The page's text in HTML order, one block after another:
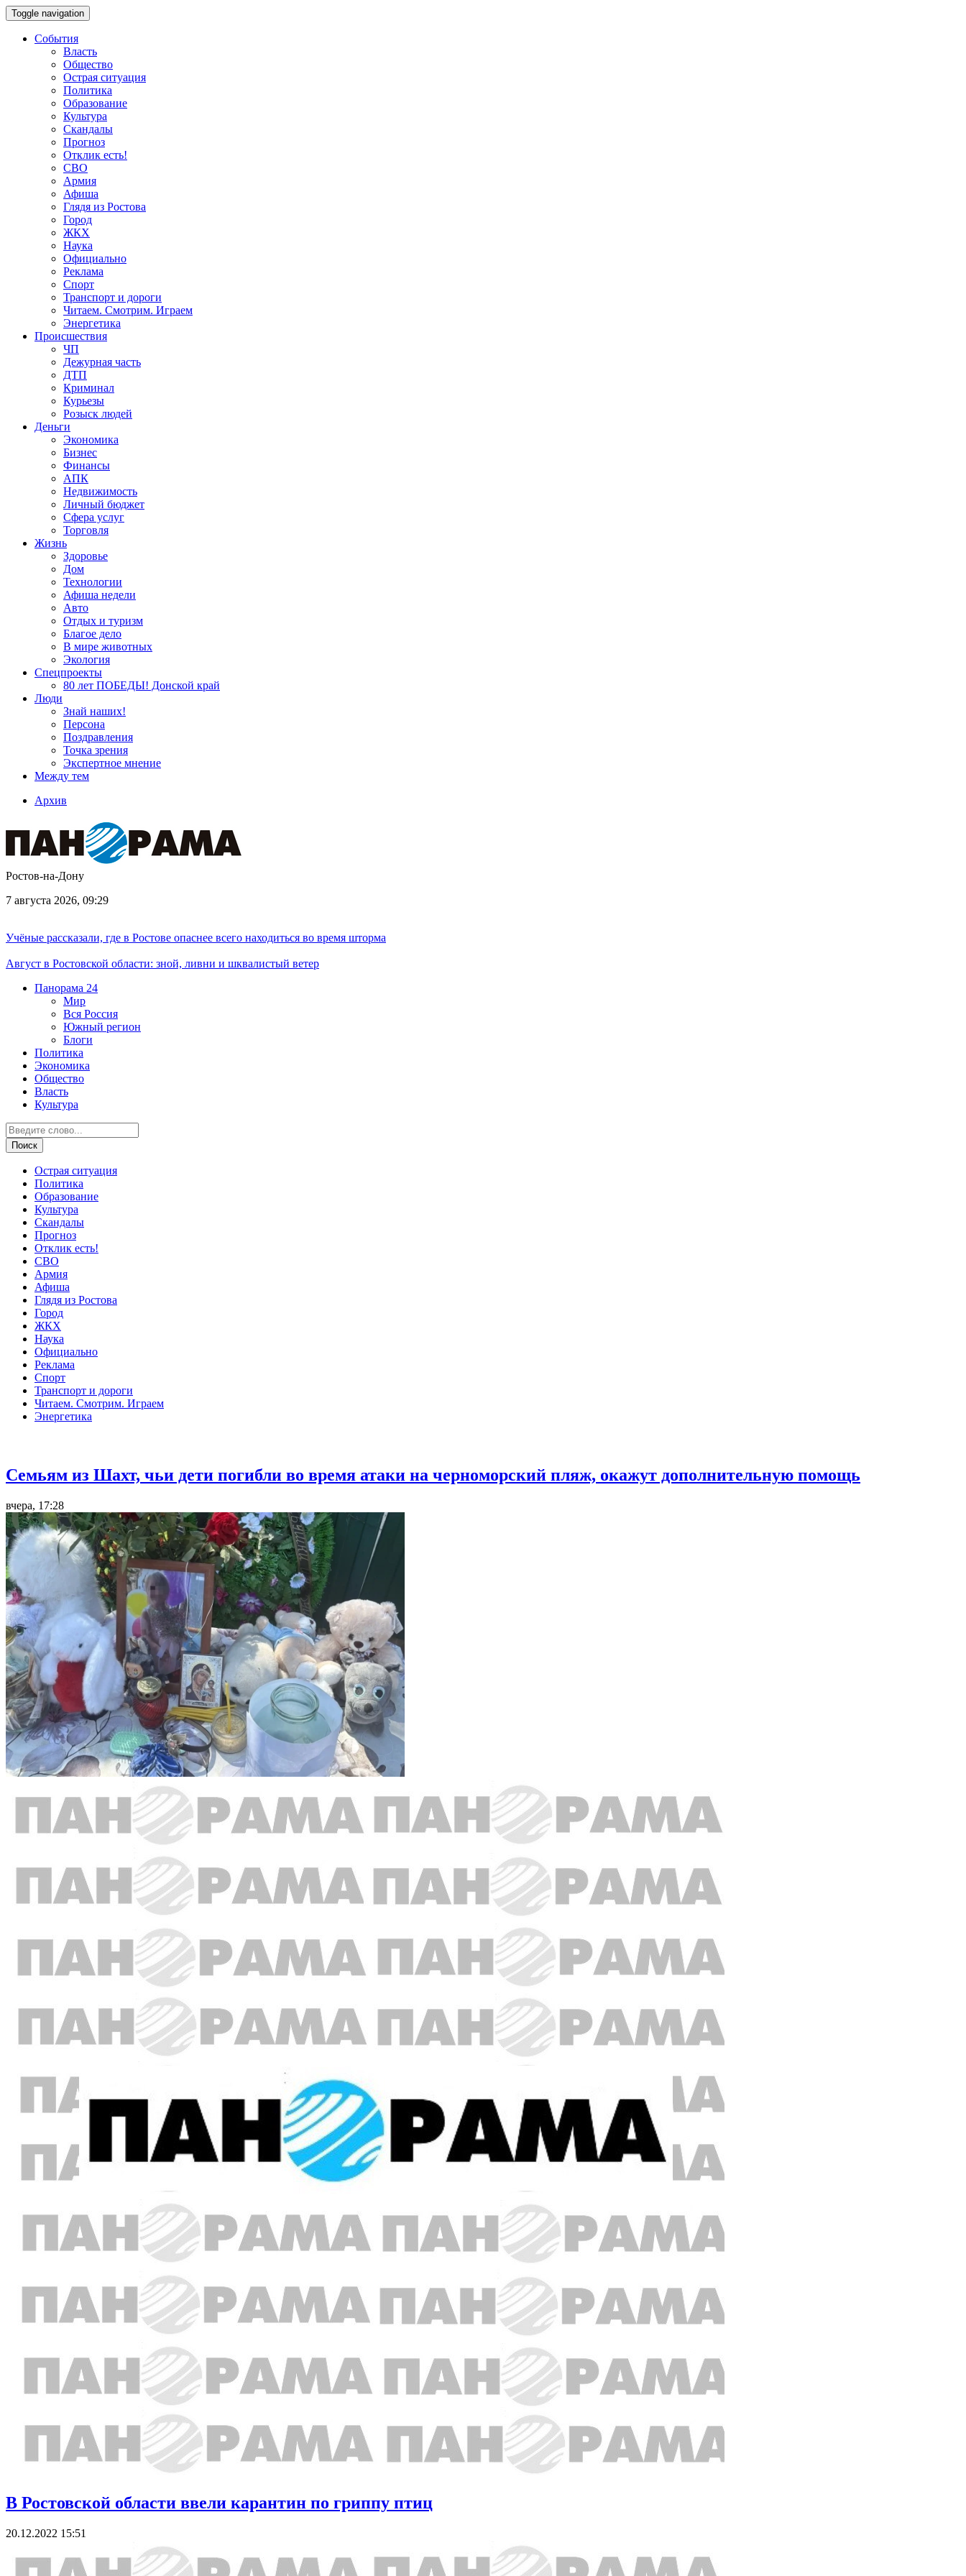
Toggle navigation
События
Власть
Общество
Острая ситуация
Политика
Образование
Культура
Скандалы
Прогноз
Отклик есть!
СВО
Армия
Афиша
Глядя из Ростова
Город
ЖКХ
Наука
Официально
Реклама
Спорт
Транспорт и дороги
Читаем. Смотрим. Играем
Энергетика
Происшествия
ЧП
Дежурная часть
ДТП
Криминал
Курьезы
Розыск людей
Деньги
Экономика
Бизнес
Финансы
АПК
Недвижимость
Личный бюджет
Сфера услуг
Торговля
Жизнь
Здоровье
Дом
Технологии
Афиша недели
Авто
Отдых и туризм
Благое дело
В мире животных
Экология
Спецпроекты
80 лет ПОБЕДЫ! Донской край
Люди
Знай наших!
Персона
Поздравления
Точка зрения
Экспертное мнение
Между тем
Архив
Ростов-на-Дону
7 августа 2026, 09:29
Учёные рассказали, где в Ростове опаснее всего находиться во время шторма
Август в Ростовской области: зной, ливни и шквалистый ветер
Панорама 24
Мир
Вся Россия
Южный регион
Блоги
Политика
Экономика
Общество
Власть
Культура
Острая ситуация
Политика
Образование
Культура
Скандалы
Прогноз
Отклик есть!
СВО
Армия
Афиша
Глядя из Ростова
Город
ЖКХ
Наука
Официально
Реклама
Спорт
Транспорт и дороги
Читаем. Смотрим. Играем
Энергетика
Семьям из Шахт, чьи дети погибли во время атаки на черноморский пляж, окажут дополнительную помощь
вчера, 17:28
В Ростовской области ввели карантин по гриппу птиц
20.12.2022 15:51